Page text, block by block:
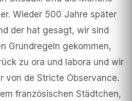
Wieder 500 Jahre später
der hat gesagt, wir sind
Grundregeln gekommen,
zu ora und labora und wir
von de Stricte Observance.
französischen Städtchen,